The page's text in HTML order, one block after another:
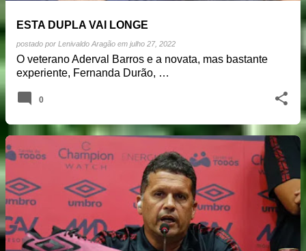
ESTA DUPLA VAI LONGE
postado por Lenivaldo Aragão em julho 27, 2022
O veterano Aderval Barros e a novata, mas bastante
experiente, Fernanda Durão, …
0